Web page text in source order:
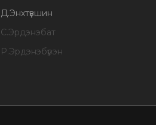
Д.Энхтүвшин
С.Эрдэнэбат
Р.Эрдэнэбүрэн